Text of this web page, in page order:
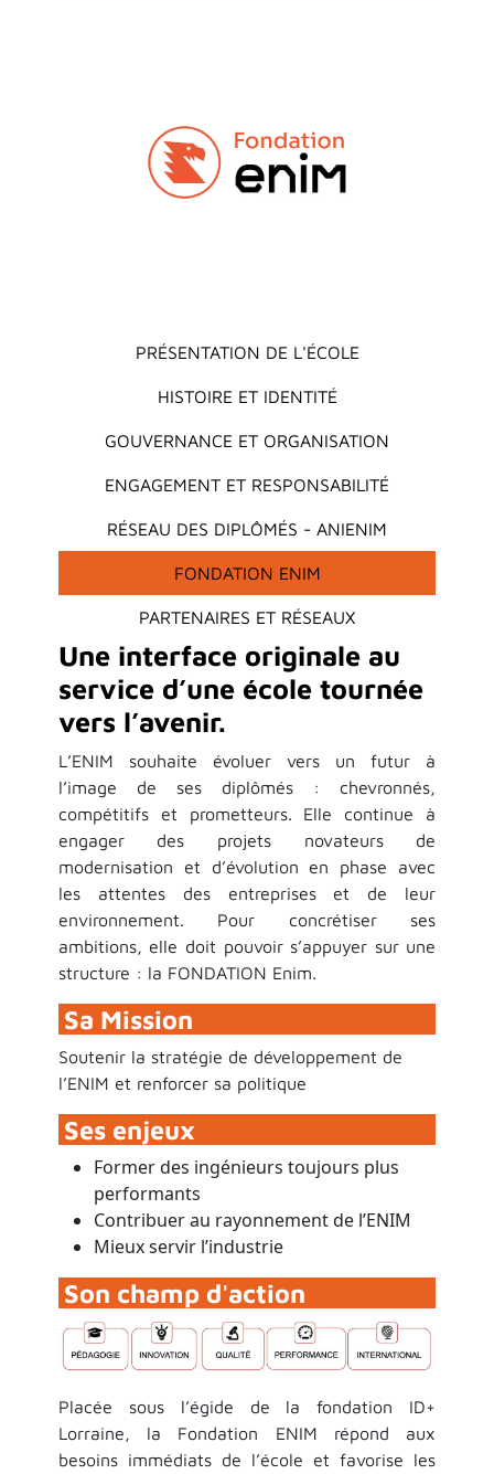
Main menuPRÉSENTATION DE L'ÉCOLE
HISTOIRE ET IDENTITÉ
GOUVERNANCE ET ORGANISATION
ENGAGEMENT ET RESPONSABILITÉ
RÉSEAU DES DIPLÔMÉS - ANIENIM
FONDATION ENIM
PARTENAIRES ET RÉSEAUX
Une interface originale au
service d’une école tournée
vers l’avenir.
L’ENIM souhaite évoluer vers un futur à
l’image de ses diplômés : chevronnés,
compétitifs et prometteurs. Elle continue à
engager des projets novateurs de
modernisation et d’évolution en phase avec
les attentes des entreprises et de leur
environnement. Pour concrétiser ses
ambitions, elle doit pouvoir s’appuyer sur une
structure : la FONDATION Enim.
Sa Mission
Soutenir la stratégie de développement de
l’ENIM et renforcer sa politique
Ses enjeux
Former des ingénieurs toujours plus
performants
Contribuer au rayonnement de l’ENIM
Mieux servir l’industrie
Son champ d'action
Placée sous l’égide de la fondation ID+
Lorraine, la Fondation ENIM répond aux
besoins immédiats de l’école et favorise les